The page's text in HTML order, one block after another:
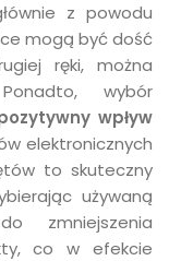
z powodu
mogą być dość
ręki, można
wybór
wpływ
elektronicznych
to skuteczny
używaną
zmniejszenia
co w efekcie